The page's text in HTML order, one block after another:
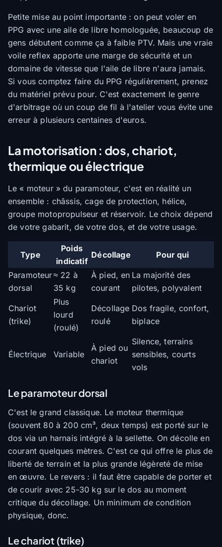
Petite mise au point importante : on peut voler en
PPG avec une aile de libre homologuée, beaucoup de
gens débutent comme ça à faible PTV. Mais une vraie
voile reflex apporte une marge de sécurité et un
domaine de vitesse que l'aile de libre n'aura jamais.
Si vous comptez faire du PPG régulièrement, prenez
du matériel prévu pour. C'est exactement le genre
d'arbitrage où un coup de fil à l'atelier vous évite une
erreur à plusieurs centaines d'euros.
La motorisation : dos, chariot,
thermique ou électrique
Le « moteur » du paramoteur, c'est en réalité un
ensemble : châssis, cage de protection, hélice,
groupe motopropulseur et réservoir. Le choix dépend
de votre gabarit, de votre dos, et de votre usage.
Type
Poids
indicatif
Décollage Pour qui
Paramoteur
dorsal
≈ 22 à
35 kg
À pied, en
courant
La majorité des
pilotes, polyvalent
Chariot
(trike)
Plus
lourd
(roulé)
Décollage
roulé
Dos fragile, confort,
biplace
Électrique Variable
À pied ou
chariot
Silence, terrains
sensibles, courts
vols
Le paramoteur dorsal
C'est le grand classique. Le moteur thermique
(souvent 80 à 200 cm³, deux temps) est porté sur le
dos via un harnais intégré à la sellette. On décolle en
courant quelques mètres. C'est ce qui offre le plus de
liberté de terrain et la plus grande légèreté de mise
en œuvre. Le revers : il faut être capable de porter et
de courir avec 25-30 kg sur le dos au moment
critique du décollage. Un minimum de condition
physique, donc.
Le chariot (trike)